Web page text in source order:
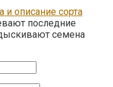
и описание сорта
последние
семена